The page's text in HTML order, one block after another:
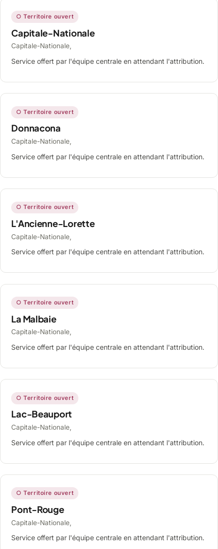
○ Territoire ouvert
Capitale-Nationale
Capitale-Nationale,
Service offert par l'équipe centrale en attendant l'attribution.
○ Territoire ouvert
Donnacona
Capitale-Nationale,
Service offert par l'équipe centrale en attendant l'attribution.
○ Territoire ouvert
L'Ancienne-Lorette
Capitale-Nationale,
Service offert par l'équipe centrale en attendant l'attribution.
○ Territoire ouvert
La Malbaie
Capitale-Nationale,
Service offert par l'équipe centrale en attendant l'attribution.
○ Territoire ouvert
Lac-Beauport
Capitale-Nationale,
Service offert par l'équipe centrale en attendant l'attribution.
○ Territoire ouvert
Pont-Rouge
Capitale-Nationale,
Service offert par l'équipe centrale en attendant l'attribution.